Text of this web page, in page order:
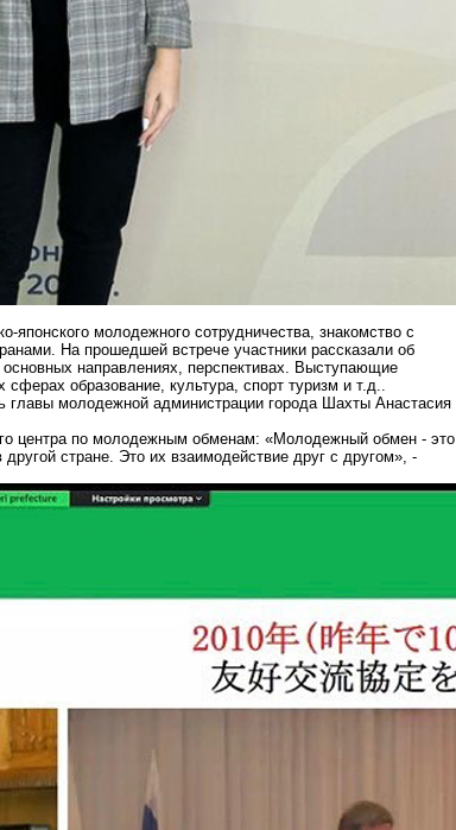
японского молодежного сотрудничества, знакомство с
На прошедшей встрече участники рассказали об
направлениях, перспективах. Выступающие
образование, культура, спорт туризм и т.д..
главы молодежной администрации города Шахты Анастасия
центра по молодежным обменам: «Молодежный обмен - это
стране. Это их взаимодействие друг с другом», -